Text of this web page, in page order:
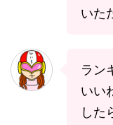
いた
ラン
いい
した